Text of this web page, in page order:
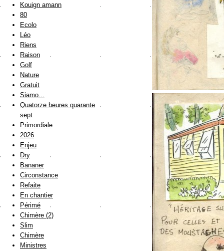
Kouign amann
80
Ecolo
Léo
Riens
Raison
Golf
Nature
Gratuit
Siamo...
Quatorze heures quarante
sept
Primordiale
2026
Enjeu
Dry
Bananer
Circonstance
Refaite
En chantier
Périmé
Chimère (2)
Slim
Chimère
Ministres